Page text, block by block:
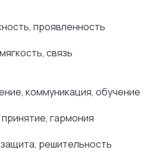
проявленность
связь
коммуникация, обучение
гармония
решительность